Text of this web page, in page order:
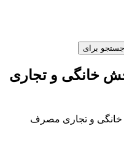
جستجو برای
خانگی و تجاری